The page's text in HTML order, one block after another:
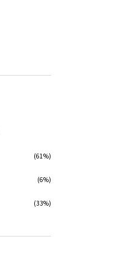
(61%)
(6%)
(33%)